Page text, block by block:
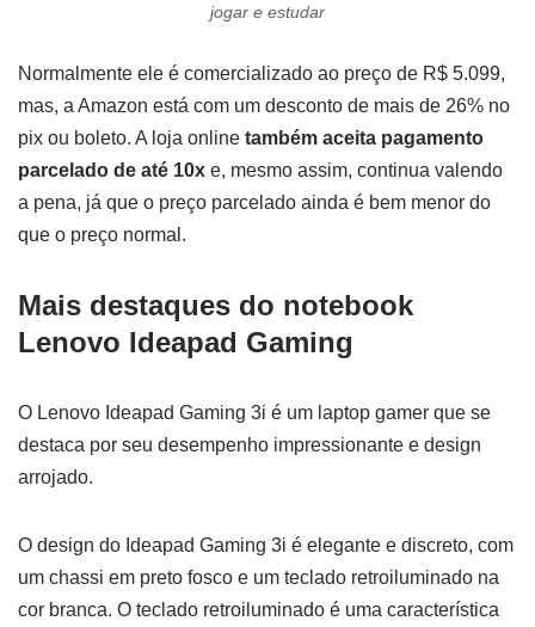
jogar e estudar
Normalmente ele é comercializado ao preço de R$ 5.099,
mas, a Amazon está com um desconto de mais de 26% no
pix ou boleto. A loja online também aceita pagamento
parcelado de até 10x e, mesmo assim, continua valendo
a pena, já que o preço parcelado ainda é bem menor do
que o preço normal.
Mais destaques do notebook
Lenovo Ideapad Gaming
O Lenovo Ideapad Gaming 3i é um laptop gamer que se
destaca por seu desempenho impressionante e design
arrojado.
O design do Ideapad Gaming 3i é elegante e discreto, com
um chassi em preto fosco e um teclado retroiluminado na
cor branca. O teclado retroiluminado é uma característica